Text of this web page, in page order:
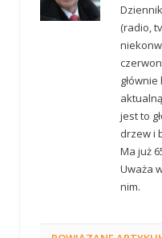
(radio,
jest to
drzew i
Ma już
Uważa
nim.